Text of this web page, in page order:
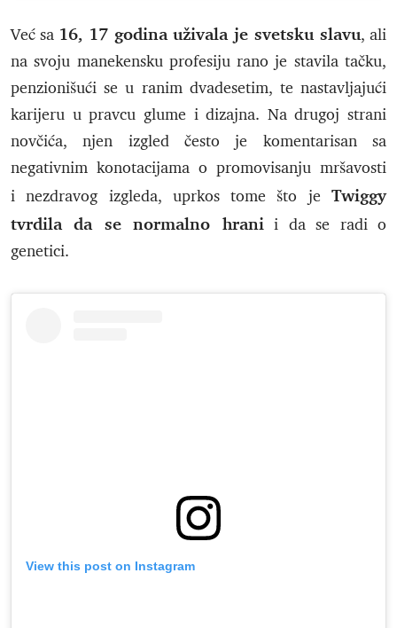
Već sa 16, 17 godina uživala je svetsku slavu, ali
na svoju manekensku profesiju rano je stavila tačku,
penzionišući se u ranim dvadesetim, te nastavljajući
karijeru u pravcu glume i dizajna. Na drugoj strani
novčića, njen izgled često je komentarisan sa
negativnim konotacijama o promovisanju mršavosti
i nezdravog izgleda, uprkos tome što je Twiggy
tvrdila da se normalno hranii da se radi o
genetici.
View this post on Instagram